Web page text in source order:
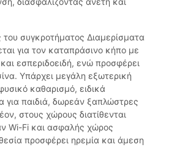
συγκροτήματος Διαμερίσματα
για τον καταπράσινο κήπο με
εσπεριδοειδή, ενώ προσφέρει
Υπάρχει μεγάλη εξωτερική
καθαρισμό, ειδικά
για παιδιά, δωρεάν ξαπλώστρες
στους χώρους διατίθενται
Wi-Fi και ασφαλής χώρος
προσφέρει ηρεμία και άμεση